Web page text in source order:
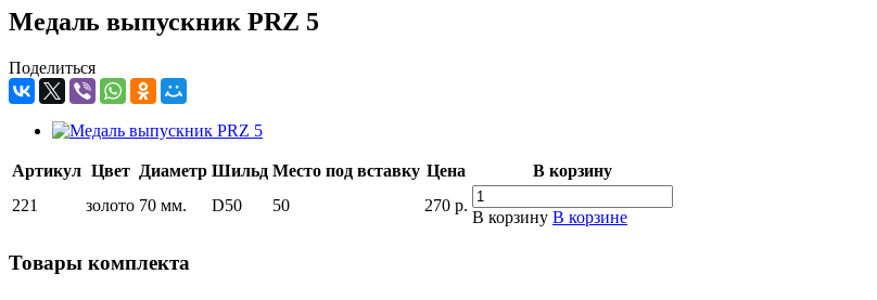
Медаль выпускник PRZ 5
Поделиться
Артикул Цвет Диаметр Шильд Место под вставку Цена
В корзину
221
золото 70 мм. D50 50 270 р.
В корзину В корзине
Товары комплекта